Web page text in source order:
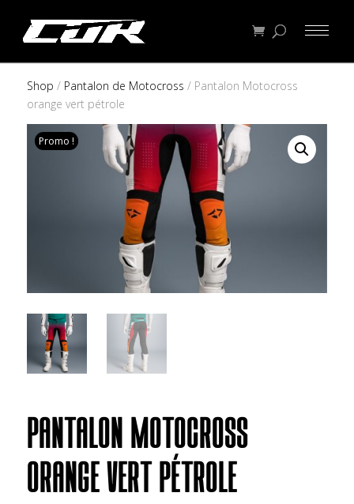
Shop / Pantalon de Motocross / Pantalon Motocross
orange vert pétrole
Promo !
PANTALON MOTOCROSS
ORANGE VERT PÉTROLE